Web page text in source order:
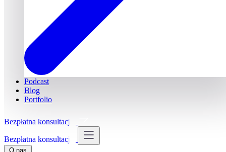
Podcast
Blog
Portfolio
Bezpłatna konsultacja
Bezpłatna konsultacja